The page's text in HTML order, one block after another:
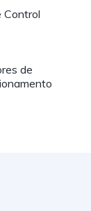
Control
de